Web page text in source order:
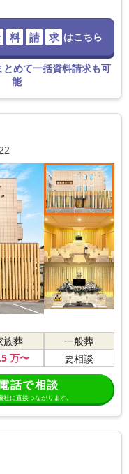
料 請 求 はこちら
めて一括資料請求も可
能
族葬
万〜
一般葬
要相談
話で相談
に直接つながります。